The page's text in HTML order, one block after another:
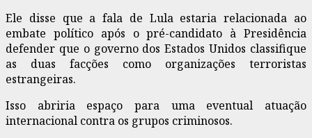
Ele disse que a fala de Lula estaria relacionada ao
embate político após o pré-candidato à Presidência
defender que o governo dos Estados Unidos classifique
as duas facções como organizações terroristas
estrangeiras.
Isso abriria espaço para uma eventual atuação
internacional contra os grupos criminosos.